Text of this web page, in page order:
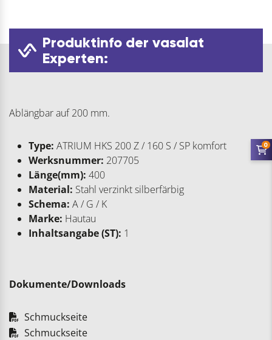
Produktinfo der vasalat
Experten:
Ablängbar auf 200 mm.
Type: ATRIUM HKS 200 Z / 160 S / SP komfort
Werksnummer: 207705
Länge(mm): 400
Material: Stahl verzinkt silberfärbig
Schema: A / G / K
Marke: Hautau
Inhaltsangabe (ST): 1
Dokumente/Downloads
Schmuckseite
Schmuckseite
0